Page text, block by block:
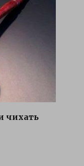
чихать